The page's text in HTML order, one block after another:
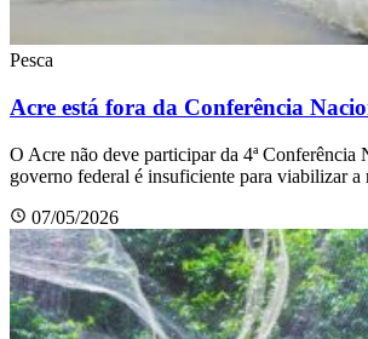
Pesca
Acre está fora da Conferência
O Acre não deve participar da 4ª
governo federal é insuficiente para viabilizar
07/05/2026